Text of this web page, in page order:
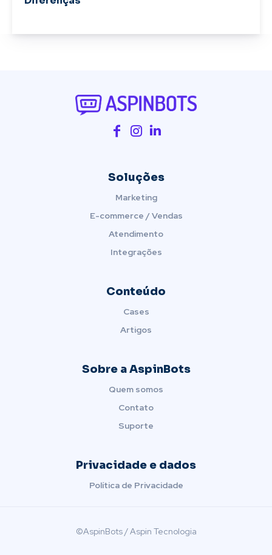
Soluções
Marketing
E-commerce / Vendas
Atendimento
Integrações
Conteúdo
Cases
Artigos
Sobre a AspinBots
Quem somos
Contato
Suporte
Privacidade e dados
Política de Privacidade
©AspinBots / Aspin Tecnologia